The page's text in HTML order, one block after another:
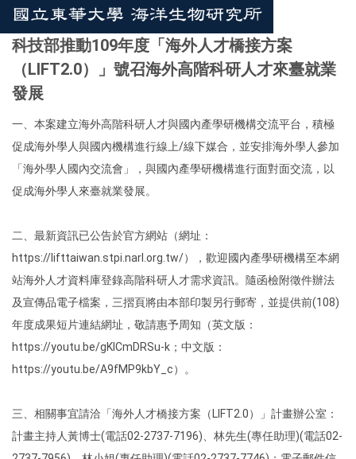
科技部推動109年度「海外人才橋接方案
（LIFT2.0）」號召海外高階科研人才來臺就業
發展
一、本案建立海外高階科研人才與國內產學研機構交流平台，積極
促成海外學人與國內機構進行線上/線下媒合，並安排海外學人參加
「海外學人國內交流會」，與國內產學研機構進行面對面交流，以
促成海外學人來臺就業發展。
二、最新資訊已公告於官方網站（網址：
https://lifttaiwan.stpi.narl.org.tw/），歡迎國內產學研機構至本網
站海外人才資料庫登錄高階科研人才需求資訊。隨函檢附徵件辦法
及宣傳品電子檔案，三摺頁將由本部印製另行郵寄，並提供前(108)
年度成果短片連結網址，敬請惠予周知（英文版：
https://youtu.be/gKlCmDRSu-k；中文版：
https://youtu.be/A9fMP9kbY_c）。
三、相關事宜請洽「海外人才橋接方案（LIFT2.0）」計畫辦公室：
計畫主持人黃博士(電話02-2737-7196)、林先生(專任助理)(電話02-